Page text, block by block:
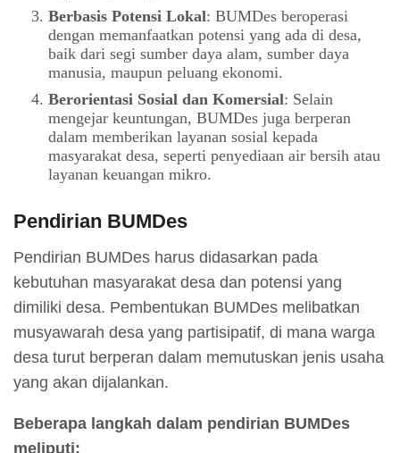
Berbasis Potensi Lokal: BUMDes beroperasi
dengan memanfaatkan potensi yang ada di desa,
baik dari segi sumber daya alam, sumber daya
manusia, maupun peluang ekonomi.
Berorientasi Sosial dan Komersial: Selain
mengejar keuntungan, BUMDes juga berperan
dalam memberikan layanan sosial kepada
masyarakat desa, seperti penyediaan air bersih atau
layanan keuangan mikro.
Pendirian BUMDes
Pendirian BUMDes harus didasarkan pada
kebutuhan masyarakat desa dan potensi yang
dimiliki desa. Pembentukan BUMDes melibatkan
musyawarah desa yang partisipatif, di mana warga
desa turut berperan dalam memutuskan jenis usaha
yang akan dijalankan.
Beberapa langkah dalam pendirian BUMDes
meliputi: